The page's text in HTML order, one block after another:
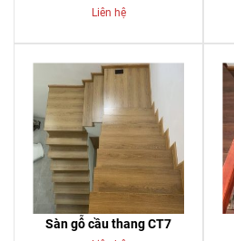
Liên hệ
Sàn gỗ cầu thang CT7